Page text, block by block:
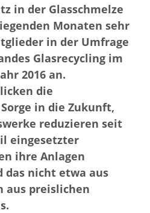
in der Glasschmelze
Monaten sehr
in der Umfrage
Glasrecycling im
2016 an.
die
in die Zukunft,
reduzieren seit
eingesetzter
ihre Anlagen
das nicht etwa aus
aus preislichen